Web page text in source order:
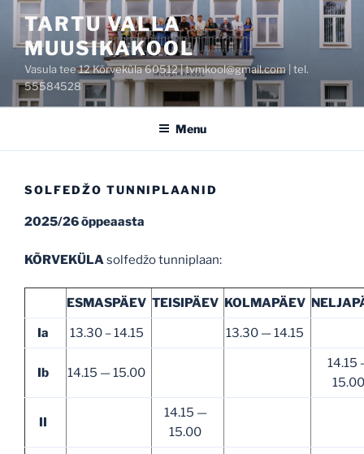
Skip
content
TARTU VALLA
MUUSIKAKOOL
Vasula tee 12 Kõrveküla 60512 | tvmkool@gmail.com | tel.
55584528
Menu
SOLFEDŽO TUNNIPLAANID
2025/26 õppeaasta
KÕRVEKÜLA solfedžo tunniplaan:
ESMASPÄEV TEISIPÄEV KOLMAPÄEV
Ia 13.30 – 14.15 13.30 — 14.15
Ib 14.15 — 15.00
14.15
15.00
II
14.15 —
15.00